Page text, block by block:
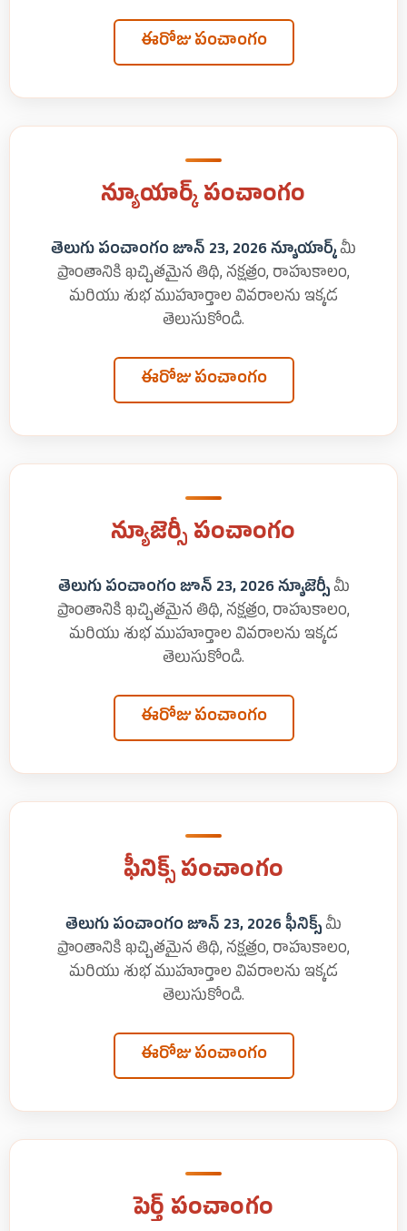
ఈరోజు పంచాంగం
న్యూయార్క్ పంచాంగం
తెలుగు పంచాంగం జూన్ 23, 2026 న్యూయార్క్మీ
ప్రాంతానికి ఖచ్చితమైన తిథి, నక్షత్రం, రాహుకాలం,
మరియు శుభ ముహూర్తాల వివరాలను ఇక్కడ
తెలుసుకోండి.
ఈరోజు పంచాంగం
న్యూజెర్సీ పంచాంగం
తెలుగు పంచాంగం జూన్ 23, 2026 న్యూజెర్సీమీ
ప్రాంతానికి ఖచ్చితమైన తిథి, నక్షత్రం, రాహుకాలం,
మరియు శుభ ముహూర్తాల వివరాలను ఇక్కడ
తెలుసుకోండి.
ఈరోజు పంచాంగం
ఫీనిక్స్ పంచాంగం
తెలుగు పంచాంగం జూన్ 23, 2026 ఫీనిక్స్మీ
ప్రాంతానికి ఖచ్చితమైన తిథి, నక్షత్రం, రాహుకాలం,
మరియు శుభ ముహూర్తాల వివరాలను ఇక్కడ
తెలుసుకోండి.
ఈరోజు పంచాంగం
పెర్త్ పంచాంగం